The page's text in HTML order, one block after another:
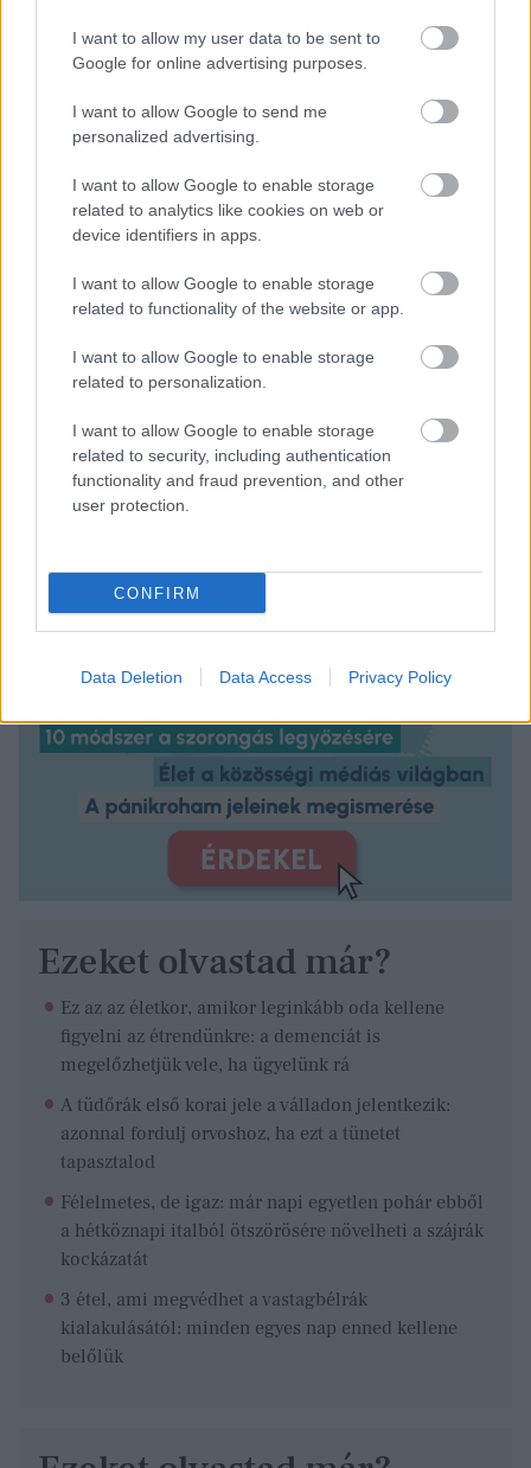
I want to allow my user data to be sent to
Google for online advertising purposes.
I want to allow Google to send me
personalized advertising.
I want to allow Google to enable storage
related to analytics like cookies on web or
device identifiers in apps.
I want to allow Google to enable storage
related to functionality of the website or app.
I want to allow Google to enable storage
related to personalization.
I want to allow Google to enable storage
related to security, including authentication
functionality and fraud prevention, and other
user protection.
CONFIRM
Data Deletion Data Access Privacy Policy
Kipróbálni tehát bőven lehet okod ezt a fantasztikus
akár több napon keresztül is lehet az ebéded. De
természetesen az is remek választás lehet, ha egy
családi ebédkor tálalod
. Már csak a gazdag
ízvilágának köszönhetően is jó eséllyel nagy sikert
fog aratni, és a szeretteid kedvét is meghozhatod
bővítsék a kedvenc ételeik listáját.
Ezeket olvastad már?
Ez az az életkor, amikor leginkább oda kellene
figyelni az étrendünkre: a demenciát is
megelőzhetjük vele, ha ügyelünk rá
A tüdőrák első korai jele a válladon jelentkezik:
azonnal fordulj orvoshoz, ha ezt a tünetet
tapasztalod
Félelmetes, de igaz: már napi egyetlen pohár ebből
a hétköznapi italból ötszörösére növelheti a szájrák
kockázatát
3 étel, ami megvédhet a vastagbélrák
kialakulásától: minden egyes nap enned kellene
belőlük